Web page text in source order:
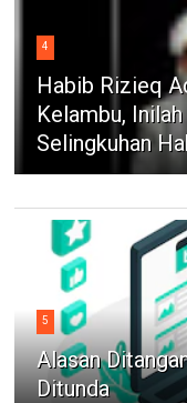
4
Habib Rizieq
Kelambu,
Selingkuhan
5
Alasan
Ditunda